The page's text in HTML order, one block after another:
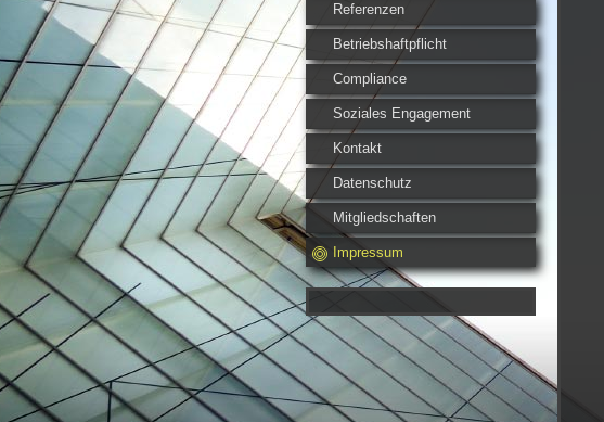
Referenzen
Betriebshaftpflicht
Compliance
Soziales Engagement
Kontakt
Datenschutz
Mitgliedschaften
Impressum